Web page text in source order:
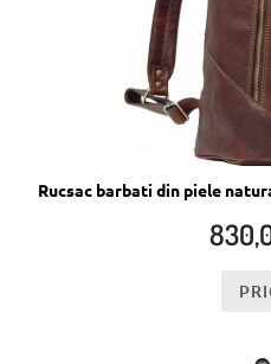
Rucsac barbati din piele